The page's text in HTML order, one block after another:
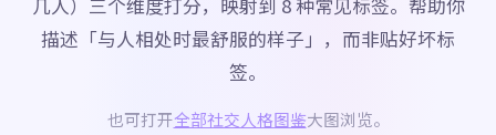
几人）三个维度打分，映射到 8 种常见标签。帮助你
描述「与人相处时最舒服的样子」，而非贴好坏标
签。
也可打开全部社交人格图鉴大图浏览。